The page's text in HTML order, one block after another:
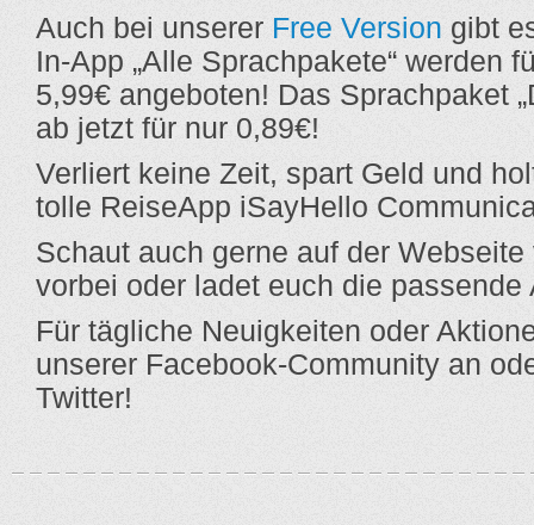
Auch bei unserer Free Version gibt
In-App „Alle Sprachpakete“ werden
5,99€ angeboten! Das Sprachpaket
ab jetzt für nur 0,89€!
Verliert keine Zeit, spart Geld und
tolle ReiseApp iSayHello
Schaut auch gerne auf der
vorbei oder ladet euch die passende
Für tägliche Neuigkeiten oder
unserer Facebook-Community an
Twitter!